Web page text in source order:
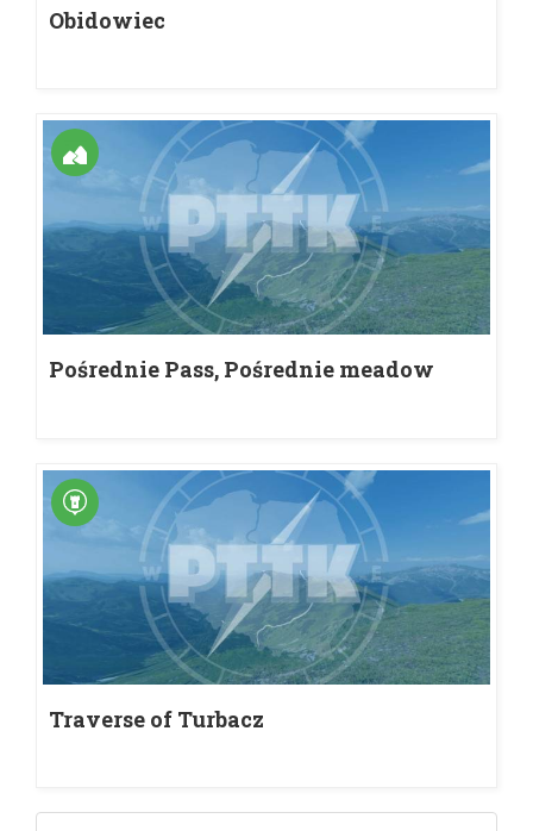
Obidowiec
Pośrednie Pass, Pośrednie meadow
Traverse of Turbacz